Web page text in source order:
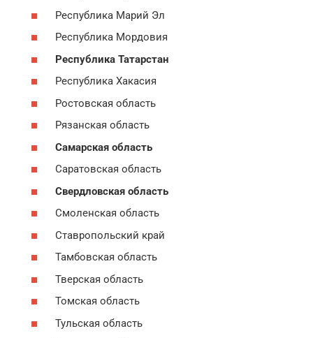
Республика Марий Эл
Республика Мордовия
Республика Татарстан
Республика Хакасия
Ростовская область
Рязанская область
Самарская область
Саратовская область
Свердловская область
Смоленская область
Ставропольский край
Тамбовская область
Тверская область
Томская область
Тульская область